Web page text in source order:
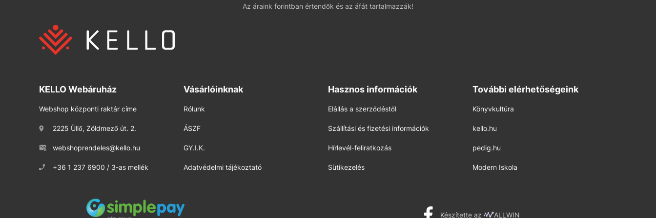
Az áraink forintban értendők és az áfát tartalmazzák!
KELLO Webáruház
Webshop központi raktár címe
2225 Üllő, Zöldmező út. 2.
webshoprendeles@kello.hu
+36 1 237 6900 / 3-as mellék
Vásárlóinknak
Rólunk
ÁSZF
GY.I.K.
Adatvédelmi tájékoztató
Hasznos információk
Elállás a szerződéstől
Szállítási és fizetési információk
Hírlevél-feliratkozás
Sütikezelés
További elérhetőségeink
Könyvkultúra
kello.hu
pedig.hu
Modern Iskola
Készítette az ALLWIN